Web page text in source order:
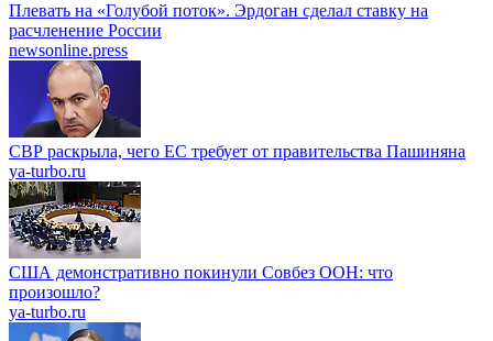
Плевать на «Голубой поток». Эрдоган сделал ставку на
расчленение России
newsonline.press
СВР раскрыла, чего ЕС требует от правительства Пашиняна
ya-turbo.ru
США демонстративно покинули Совбез ООН: что
произошло?
ya-turbo.ru